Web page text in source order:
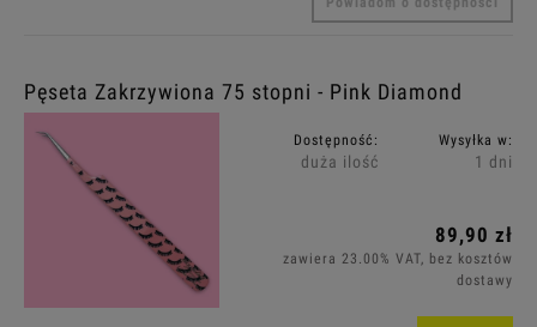
Pęseta Zakrzywiona 75 stopni - Pink Diamond
Dostępność:
duża ilość
Wysyłka w:
1 dni
89,90 zł
zawiera 23.00% VAT, bez kosztów
dostawy